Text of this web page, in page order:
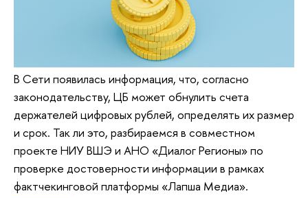
В Сети появилась информация, что, согласно
законодательству, ЦБ может обнулить счета
держателей цифровых рублей, определять их размер
и срок. Так ли это, разбираемся в совместном
проекте НИУ ВШЭ и АНО «Диалог Регионы» по
проверке достоверности информации в рамках
фактчекинговой платформы «Лапша Медиа».